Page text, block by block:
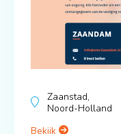
Zaanstad,
Noord-Holland
Bekijk